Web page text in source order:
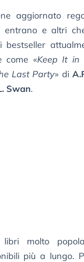
aggiornato
entrano e altri
bestseller
come «Keep It in
Last Party» di
Swan.
libri molto
più a lungo.